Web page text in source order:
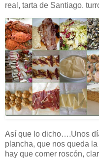
real, tarta de Santiago.
Así que lo dicho….Unos
plancha, que nos queda
hay que comer roscón,